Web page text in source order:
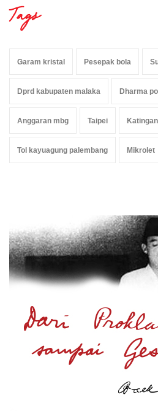
Tags
Garam kristal Pesepak bola
Dprd kabupaten malaka Dharma
Anggaran mbg Taipei Katingan
Tol kayuagung palembang Mikrolet